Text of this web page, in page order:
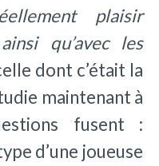
plaisir
qu’avec les
dont c’était la
maintenant à
fusent :
d’une joueuse